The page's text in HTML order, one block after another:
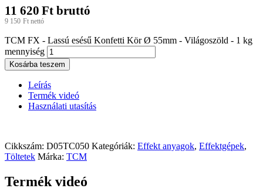
11 620 Ft bruttó
9 150 Ft nettó
TCM FX - Lassú esésű Konfetti Kör Ø 55mm - Világoszöld - 1 kg
mennyiség
Kosárba teszem
Leírás
Termék videó
Használati utasítás
Cikkszám: D05TC050 Kategóriák: Effekt anyagok, Effektgépek,
Töltetek Márka: TCM
Termék videó